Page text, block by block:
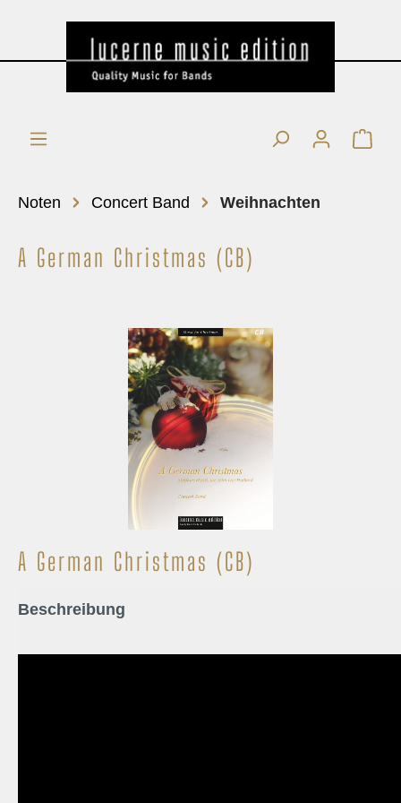
Noten Concert Band Weihnachten
A German Christmas (CB)
A German Christmas (CB)
Beschreibung